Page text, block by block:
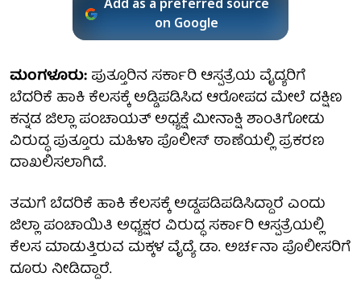
Add as a preferred source
on Google
ಮಂಗಳೂರು:ಪುತ್ತೂರಿನ ಸರ್ಕಾರಿ ಆಸ್ಪತ್ರೆಯ ವೈದ್ಯರಿಗೆ
ಬೆದರಿಕೆ ಹಾಕಿ ಕೆಲಸಕ್ಕೆ ಅಡ್ಡಿಪಡಿಸಿದ ಆರೋಪದ ಮೇಲೆ ದಕ್ಷಿಣ
ಕನ್ನಡ ಜಿಲ್ಲಾ ಪಂಚಾಯತ್ ಅಧ್ಯಕ್ಷೆ ಮೀನಾಕ್ಷಿ ಶಾಂತಿಗೋಡು
ವಿರುದ್ಧ ಪುತ್ತೂರು ಮಹಿಳಾ ಪೊಲೀಸ್ ಠಾಣೆಯಲ್ಲಿ ಪ್ರಕರಣ
ದಾಖಲಿಸಲಾಗಿದೆ.
ತಮಗೆ ಬೆದರಿಕೆ ಹಾಕಿ ಕೆಲಸಕ್ಕೆ ಅಡ್ಡಪಡಿಪಡಿಸಿದ್ದಾರೆ ಎಂದು
ಜಿಲ್ಲಾ ಪಂಚಾಯಿತಿ ಅಧ್ಯಕ್ಷರ ವಿರುದ್ಧ ಸರ್ಕಾರಿ ಆಸ್ಪತ್ರೆಯಲ್ಲಿ
ಕೆಲಸ ಮಾಡುತ್ತಿರುವ ಮಕ್ಕಳ ವೈದ್ಯೆ ಡಾ. ಅರ್ಚನಾ ಪೊಲೀಸರಿಗೆ
ದೂರು ನೀಡಿದ್ದಾರೆ.